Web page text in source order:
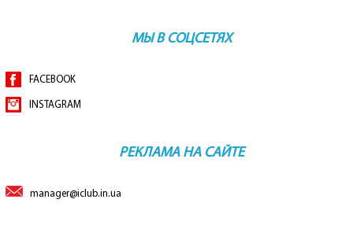
МЫ В СОЦСЕТЯХ
FACEBOOK
INSTAGRAM
РЕКЛАМА НА САЙТЕ
manager@iclub.in.ua